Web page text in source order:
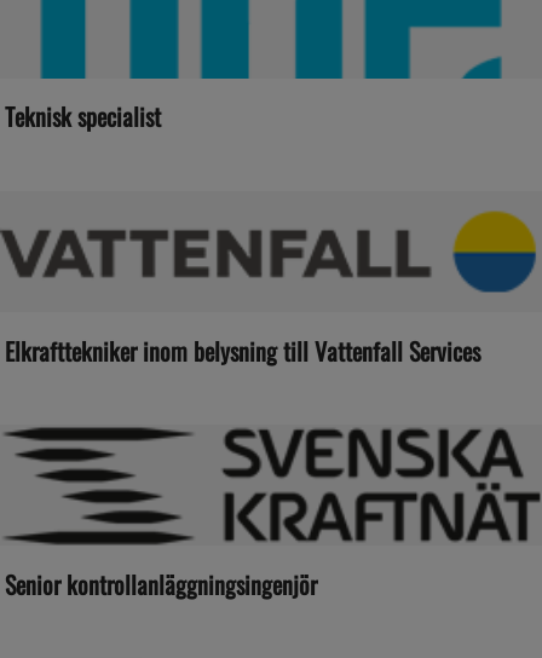
Teknisk specialist
Elkrafttekniker inom belysning till Vattenfall Services
Senior kontrollanläggningsingenjör